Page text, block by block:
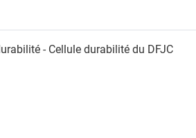
- Cellule durabilité du DFJC